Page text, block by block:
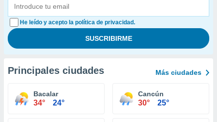
He leído y acepto la política de privacidad.
Principales ciudades Más ciudades
Bacalar
34° 24°
Cancún
30° 25°